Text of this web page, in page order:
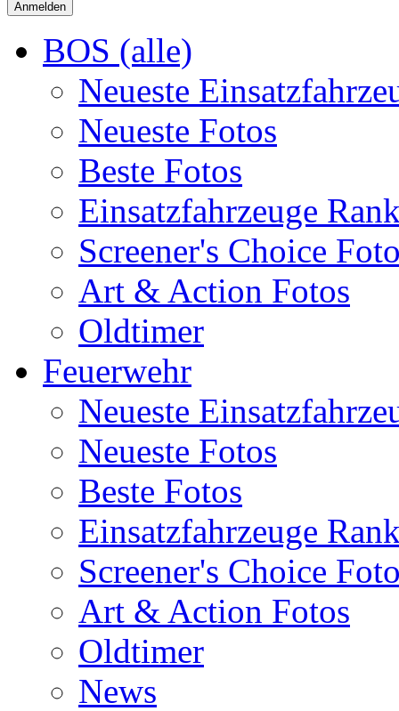
BOS (alle)
Neueste
Neueste Fotos
Beste Fotos
Einsatzfahrzeuge
Screener's Choice
Art & Action Fotos
Oldtimer
Feuerwehr
Neueste
Neueste Fotos
Beste Fotos
Einsatzfahrzeuge
Screener's Choice
Art & Action Fotos
Oldtimer
News